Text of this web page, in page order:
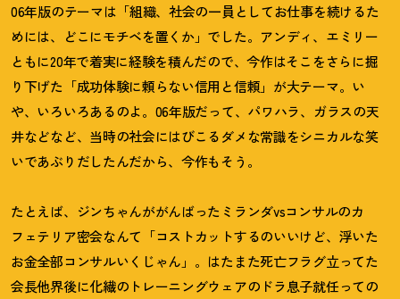
06年版のテーマは「組織、社会の一員としてお仕事を続けるた
めには、どこにモチベを置くか」でした。アンディ、エミリー
ともに20年で着実に経験を積んだので、今作はそこをさらに掘
り下げた「成功体験に頼らない信用と信頼」が大テーマ。い
や、いろいろあるのよ。06年版だって、パワハラ、ガラスの天
井などなど、当時の社会にはびこるダメな常識をシニカルな笑
いであぶりだしたんだから、今作もそう。
たとえば、ジンちゃんががんばったミランダvsコンサルのカ
フェテリア密会なんて「コストカットするのいいけど、浮いた
お金全部コンサルいくじゃん」。はたまた死亡フラグ立ってた
会長他界後に化繊のトレーニングウェアのドラ息子就任っての